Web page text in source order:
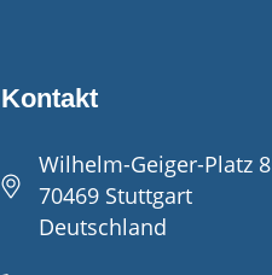
Kontakt
Wilhelm-Geiger-Platz 8
70469 Stuttgart
Deutschland